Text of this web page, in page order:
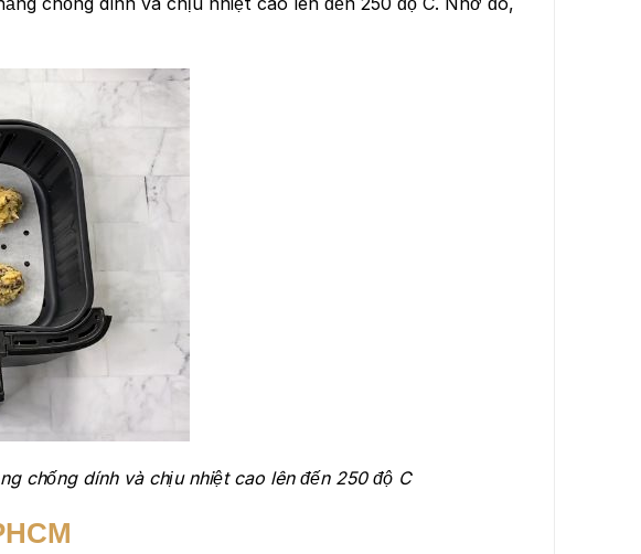
chống dính và chịu nhiệt cao lên đến 250 độ C